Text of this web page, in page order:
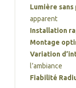
Lumière
apparent
Installation
Montage
Variation
l’ambiance
Fiabilité